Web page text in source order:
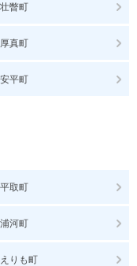
壮瞥町
厚真町
安平町
平取町
浦河町
えりも町